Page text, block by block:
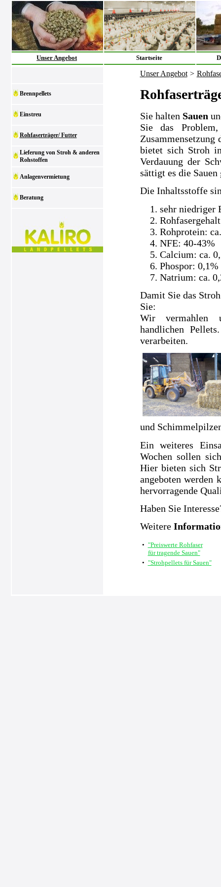
Unser Angebot Startseite
Brennpellets
Einstreu
Rohfaserträger/ Futter
Lieferung von Stroh & anderen
Rohstoffen
Anlagenvermietung
Beratung
Unser Angebot >
Sie halten Sauen
Sie das
bietet sich Stroh
Verdauung der
sättigt es die Sauen
Die Inhaltsstoffe
sehr niedriger
Rohprotein:
NFE: 40-43%
Calcium: ca.
Phospor: 0,1%
Natrium: ca.
Damit Sie das
Sie:
Wir vermahlen
handlichen
verarbeiten.
und
Ein weiteres
Wochen sollen
Hier bieten sich
angeboten werden
hervorragende
Haben Sie
Weitere
• "Preiswerte Rohfaser
für tragende Sauen"
• "Strohpellets für Sauen"